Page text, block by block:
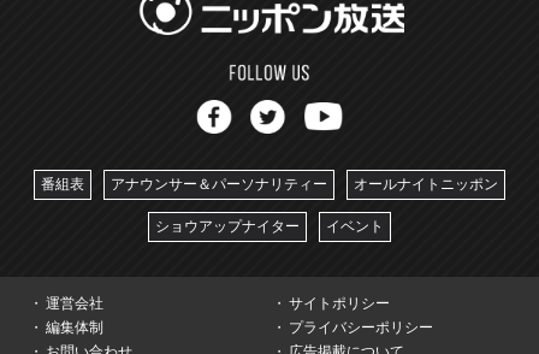
番組表 アナウンサー＆パーソナリティー オールナイトニッポン
ショウアップナイター イベント
運営会社
サイトポリシー
編集体制
プライバシーポリシー
お問い合わせ
広告掲載について